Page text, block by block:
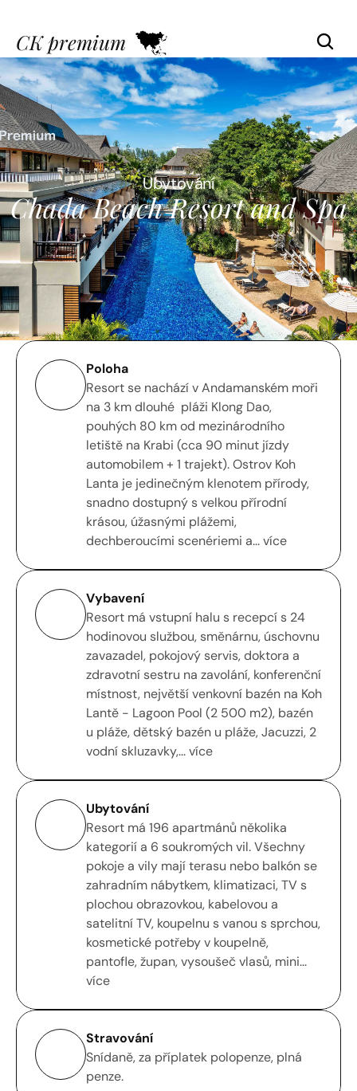
CK premium
Ubytování
Chada Beach Resort and Spa
Poloha
Resort se nachází v Andamanském moři
na 3 km dlouhé  pláži Klong Dao,
pouhých 80 km od mezinárodního
letiště na Krabi (cca 90 minut jízdy
automobilem + 1 trajekt). Ostrov Koh
Lanta je jedinečným klenotem přírody,
snadno dostupný s velkou přírodní
krásou, úžasnými plážemi,
dechberoucími scenériemi a... více
Vybavení
Resort má vstupní halu s recepcí s 24
hodinovou službou, směnárnu, úschovnu
zavazadel, pokojový servis, doktora a
zdravotní sestru na zavolání, konferenční
místnost, největší venkovní bazén na Koh
Lantě - Lagoon Pool (2 500 m2), bazén
u pláže, dětský bazén u pláže, Jacuzzi, 2
vodní skluzavky,... více
Ubytování
Resort má 196 apartmánů několika
kategorií a 6 soukromých vil. Všechny
pokoje a vily mají terasu nebo balkón se
zahradním nábytkem, klimatizaci, TV s
plochou obrazovkou, kabelovou a
satelitní TV, koupelnu s vanou s sprchou,
kosmetické potřeby v koupelně,
pantofle, župan, vysoušeč vlasů, mini...
více
Stravování
Snídaně, za příplatek polopenze, plná
penze.